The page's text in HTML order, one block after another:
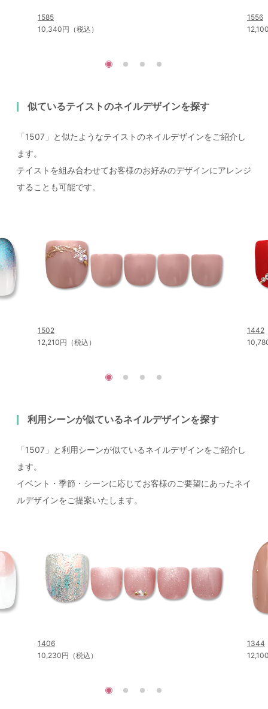
1585
10,340円（税込）
1556
似ているテイストのネイルデザインを探す
「1507」と似たようなテイストのネイルデザインをご紹介し
ます。
テイストを組み合わせてお客様のお好みのデザインにアレンジ
することも可能です。
1502
12,210円（税込）
1442
利用シーンが似ているネイルデザインを探す
「1507」と利用シーンが似ているネイルデザインをご紹介し
ます。
イベント・季節・シーンに応じてお客様のご要望にあったネイ
ルデザインをご提案いたします。
1406
10,230円（税込）
1344